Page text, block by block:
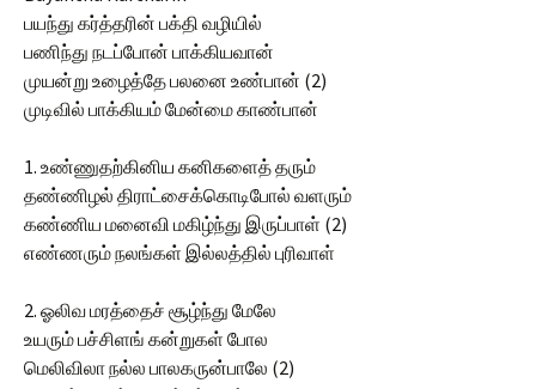
பயந்து கர்த்தரின் பக்தி வழியில்
பணிந்து நடப்போன் பாக்கியவான்
முயன்று உழைத்தே பலனை உண்பான் (2)
முடிவில் பாக்கியம் மேன்மை காண்பான்
1. உண்ணுதற்கினிய கனிகளைத் தரும்
தண்ணிழல் திராட்சைக்கொடிபோல் வளரும்
கண்ணிய மனைவி மகிழ்ந்து இருப்பாள் (2)
எண்ணரும் நலங்கள் இல்லத்தில் புரிவாள்
2. ஓலிவ மரத்தைச் சூழ்ந்து மேலே
உயரும் பச்சிளங் கன்றுகள் போல
மெலிவிலா நல்ல பாலகருன்பாலே (2)